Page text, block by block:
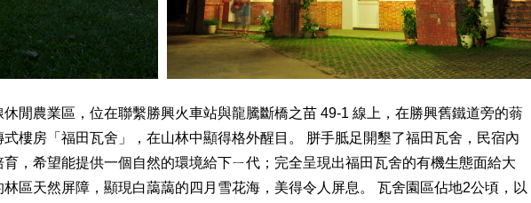
閒農業區，位在聯繫勝興火車站與龍騰斷橋之苗 49-1 線上，在勝興舊鐵道旁的蓊
樓房「福田瓦舍」，在山林中顯得格外醒目。 胼手胝足開墾了福田瓦舍，民宿內
，希望能提供一個自然的環境給下ㄧ代；完全呈現出福田瓦舍的有機生態面給大
區天然屏障，顯現白藹藹的四月雪花海，美得令人屏息。 瓦舍園區佔地2公頃，以